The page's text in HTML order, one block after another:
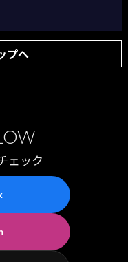
プへ
ェック